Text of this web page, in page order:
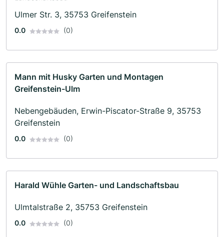
Ulmer Str. 3, 35753 Greifenstein
0.0 (0)
Mann mit Husky Garten und Montagen
Greifenstein-Ulm
Nebengebäuden, Erwin-Piscator-Straße 9, 35753
Greifenstein
0.0 (0)
Harald Wühle Garten- und Landschaftsbau
Ulmtalstraße 2, 35753 Greifenstein
0.0 (0)